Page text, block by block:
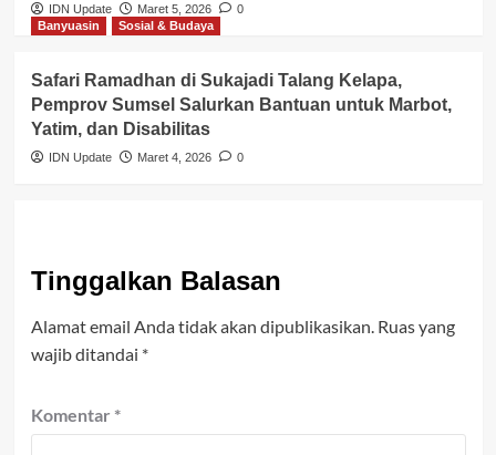
IDN Update Maret 5, 2026
0
Banyuasin
Sosial & Budaya
Safari Ramadhan di Sukajadi Talang Kelapa,
Pemprov Sumsel Salurkan Bantuan untuk Marbot,
Yatim, dan Disabilitas
IDN Update Maret 4, 2026 0
Tinggalkan Balasan
Alamat email Anda tidak akan dipublikasikan. Ruas yang
wajib ditandai *
Komentar *